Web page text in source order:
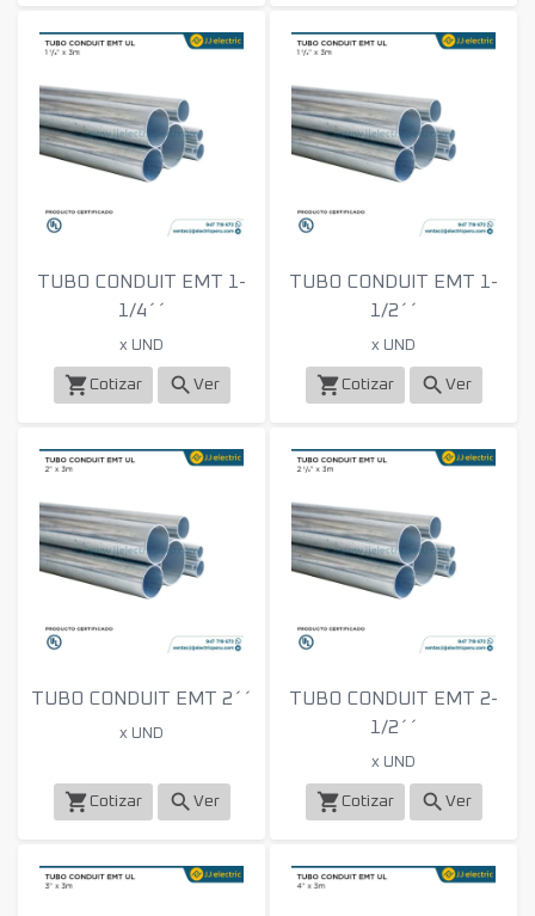
TUBO CONDUIT EMT 1-
1/4´´
x UND
shopping_cart Cotizar search Ver
TUBO CONDUIT EMT 1-
1/2´´
x UND
shopping_cart Cotizar search Ver
TUBO CONDUIT EMT 2´´
x UND
shopping_cart Cotizar search Ver
TUBO CONDUIT EMT 2-
1/2´´
x UND
shopping_cart Cotizar search Ver